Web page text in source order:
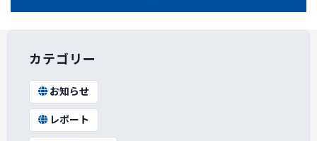
カテゴリー
お知らせ
レポート